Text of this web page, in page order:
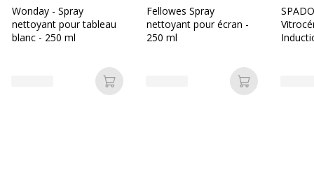
Code barre maitre 3134725014558
Marque Cléopâtre
Référence produit fabricant
Wonday - Spray
nettoyant pour tableau
blanc - 250 ml
Ajouter au panier
Fellowes Spray
nettoyant pour écran -
250 ml
Ajouter au